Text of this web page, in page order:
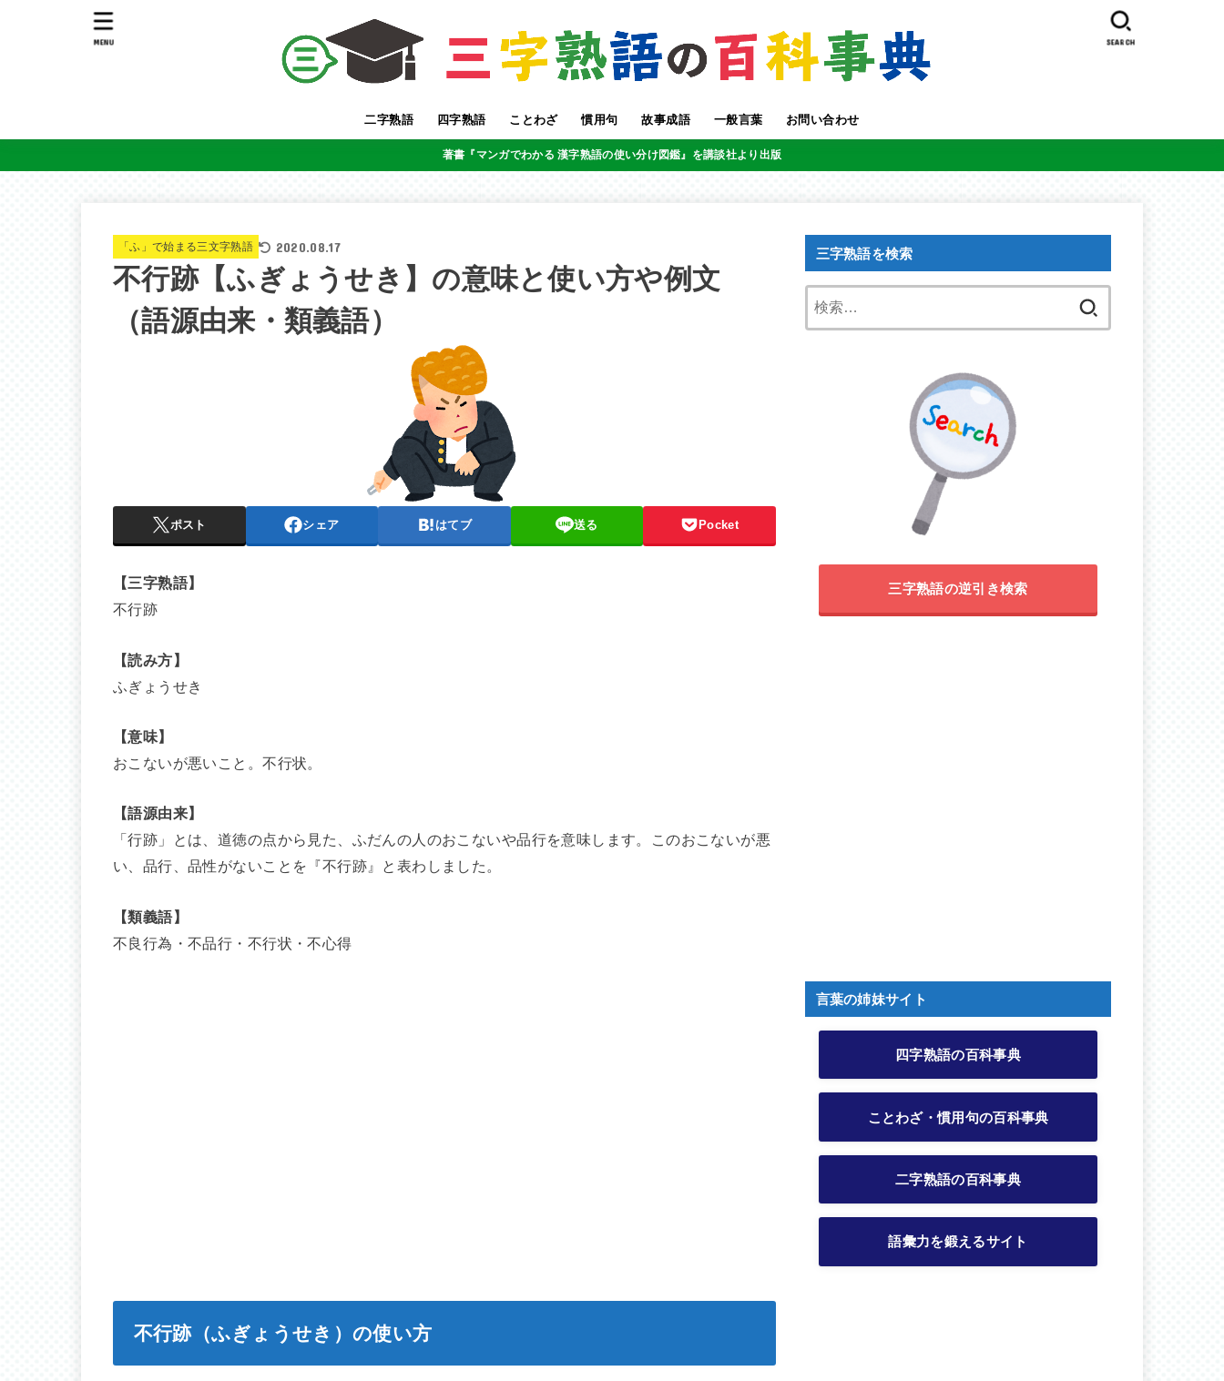
二字熟語 四字熟語 ことわざ 慣用句 故事成語 一般言葉 お問い合わせ
SEARCH
MENU
著書『マンガでわかる 漢字熟語の使い分け図鑑』を講談社より出版
「ふ」で始まる三文字熟語 2020.08.17
不行跡【ふぎょうせき】の意味と使い方や例文
（語源由来・類義語）
ポスト シェア はてブ 送る Pocket
【三字熟語】
不行跡
【読み方】
ふぎょうせき
【意味】
おこないが悪いこと。不行状。
【語源由来】
「行跡」とは、道徳の点から見た、ふだんの人のおこないや品行を意味します。このおこないが悪
い、品行、品性がないことを『不行跡』と表わしました。
【類義語】
不良行為・不品行・不行状・不心得
不行跡（ふぎょうせき）の使い方
三字熟語を検索
三字熟語の逆引き検索
言葉の姉妹サイト
四字熟語の百科事典
ことわざ・慣用句の百科事典
二字熟語の百科事典
語彙力を鍛えるサイト